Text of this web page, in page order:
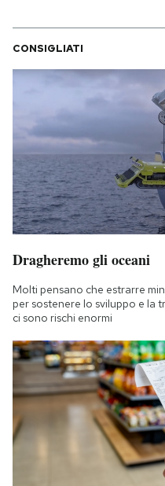
CONSIGLIATI
Dragheremo gli oceani
Molti pensano che estrarre
per sostenere lo sviluppo e la
ci sono rischi enormi